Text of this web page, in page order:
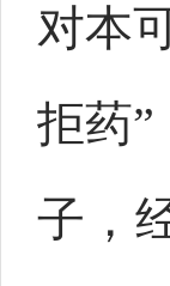
对本
拒药
子，